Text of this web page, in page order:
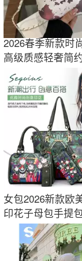
2026春季新款时
高级质感轻奢简
斜挎手提包跨
女包2026新款欧
印花子母包手提
尚六件套批发